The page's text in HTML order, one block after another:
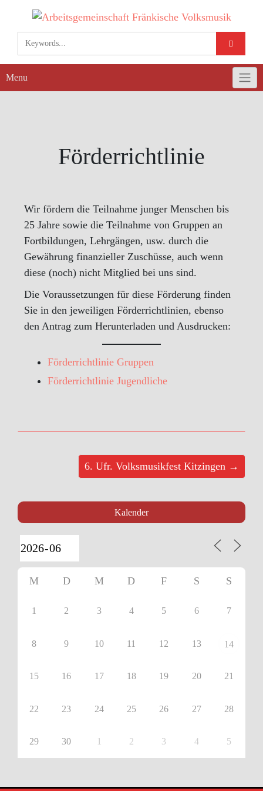
content
Menu
Förderrichtlinie
Wir fördern die Teilnahme junger Menschen bis
25 Jahre sowie die Teilnahme von Gruppen an
Fortbildungen, Lehrgängen, usw. durch die
Gewährung finanzieller Zuschüsse, auch wenn
diese (noch) nicht Mitglied bei uns sind.
Die Voraussetzungen für diese Förderung finden
Sie in den jeweiligen Förderrichtlinien, ebenso
den Antrag zum Herunterladen und Ausdrucken:
Förderrichtlinie Gruppen
Förderrichtlinie Jugendliche
6. Ufr. Volksmusikfest Kitzingen →
Kalender
M D M D F S S
1 2 3 4 5 6 7
8 9 10 11 12 13 14
15 16 17 18 19 20 21
22 23 24 25 26 27 28
29 30 1 2 3 4 5